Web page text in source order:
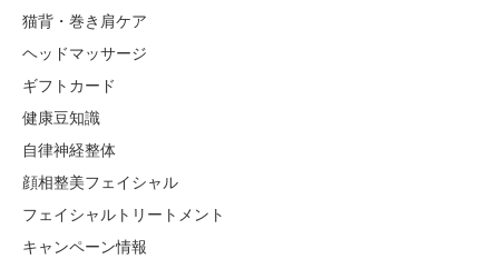
猫背・巻き肩ケア
ヘッドマッサージ
ギフトカード
健康豆知識
自律神経整体
顔相整美フェイシャル
フェイシャルトリートメント
キャンペーン情報